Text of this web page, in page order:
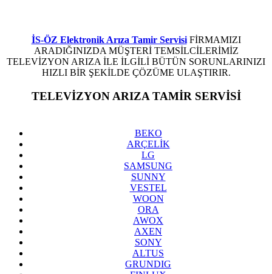
İS-ÖZ Elektronik Arıza Tamir ServisiFİRMAMIZI
ARADIĞINIZDA MÜŞTERİ TEMSİLCİLERİMİZ
TELEVİZYON ARIZA İLE İLGİLİ BÜTÜN SORUNLARINIZI
HIZLI BİR ŞEKİLDE ÇÖZÜME ULAŞTIRIR.
TELEVİZYON ARIZA TAMİR SERVİSİ
BEKO
ARÇELİK
LG
SAMSUNG
SUNNY
VESTEL
WOON
ORA
AWOX
AXEN
SONY
ALTUS
GRUNDIG